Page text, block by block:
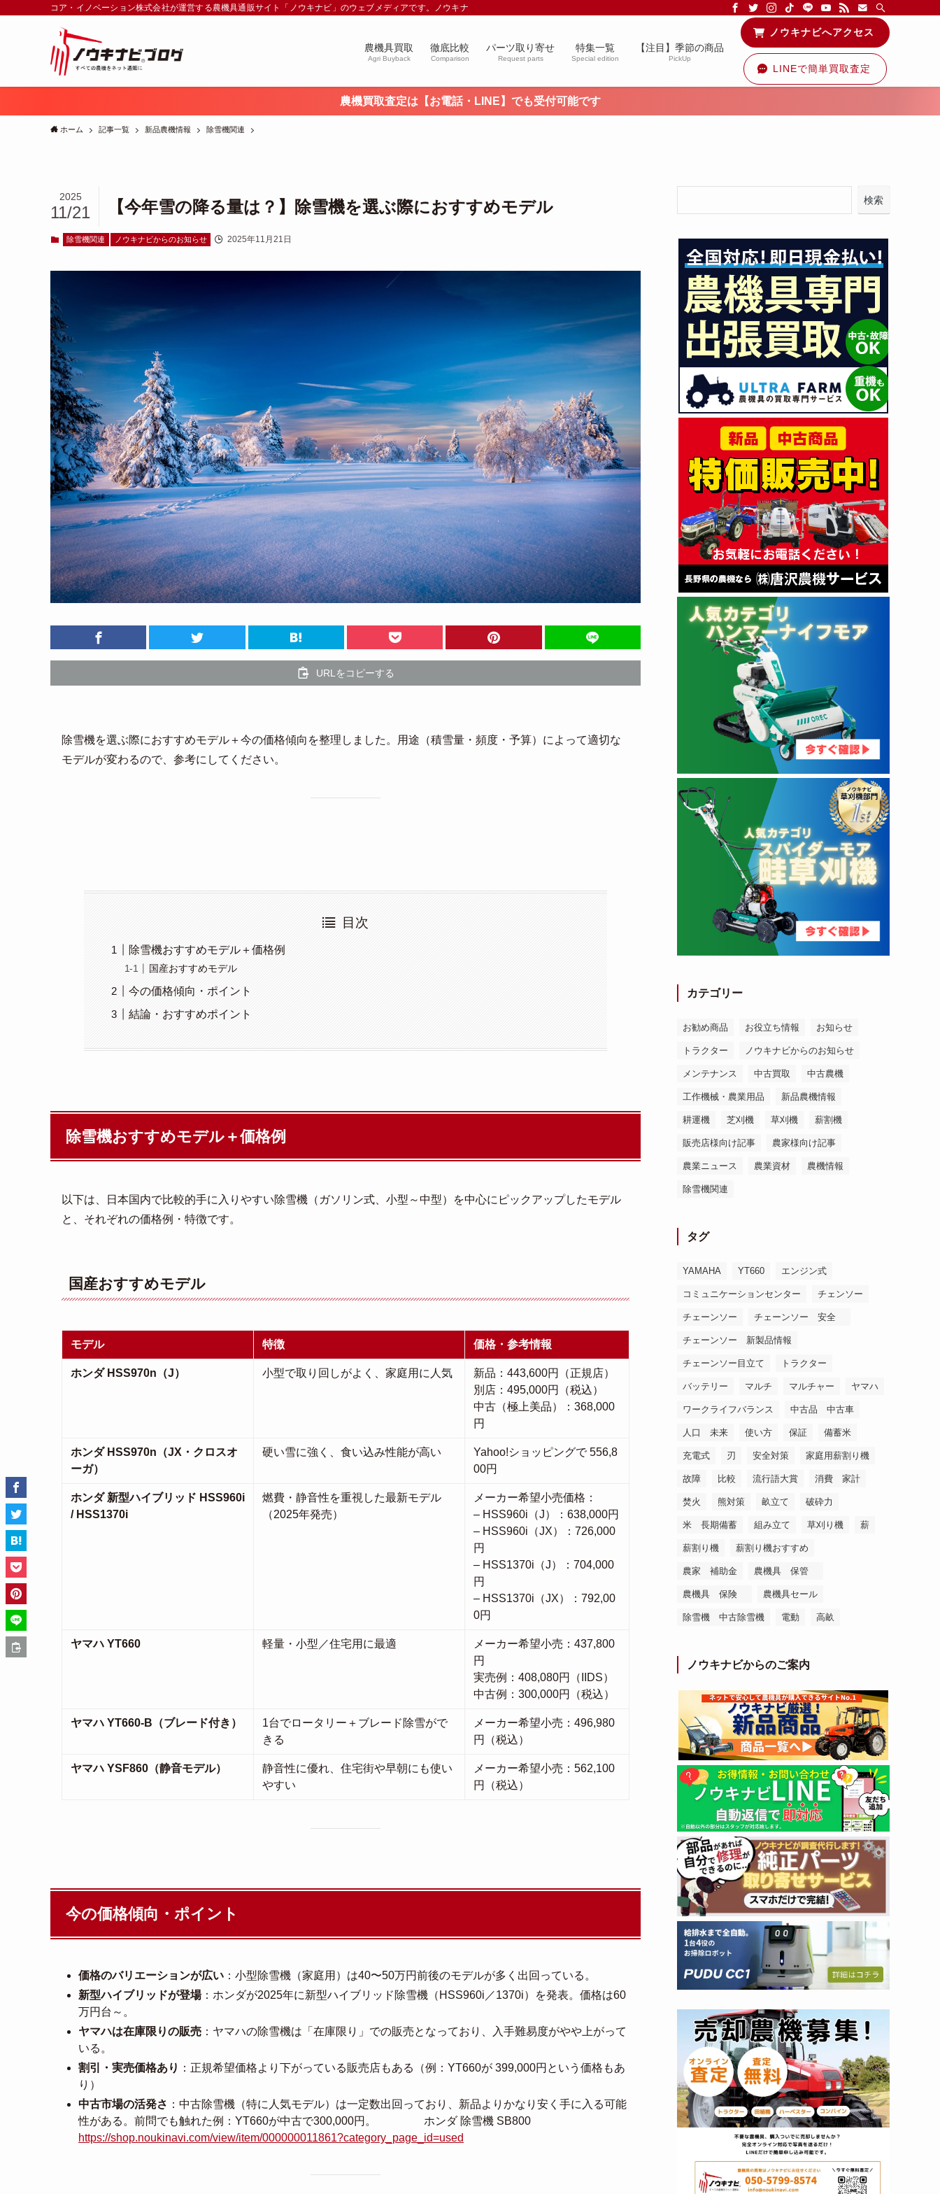
コア・イノベーション株式会社が運営する農機具通販サイト「ノウキナビ」のウェブメディアです。ノウキナビブログを通じて農業や農業機械に関する情報を配信中です！
農機具買取
Agri Buyback
徹底比較
Comparison
パーツ取り寄せ
Request parts
特集一覧
Special edition
【注目】季節の商品
PickUp
ノウキナビへアクセス
LINEで簡単買取査定
農機買取査定は【お電話・LINE】でも受付可能です
ホーム 記事一覧 新品農機情報 除雪機関連
【今年雪の降る量は？】除雪機を選ぶ際におすすめモデル
2025
11/21
除雪機関連 ノウキナビからのお知らせ 2025年11月21日
URLをコピーする
除雪機を選ぶ際におすすめモデル＋今の価格傾向を整理しました。用途（積雪量・頻度・予算）によって適切な
モデルが変わるので、参考にしてください。
目次
除雪機おすすめモデル＋価格例
国産おすすめモデル
今の価格傾向・ポイント
結論・おすすめポイント
除雪機おすすめモデル＋価格例
以下は、日本国内で比較的手に入りやすい除雪機（ガソリン式、小型～中型）を中心にピックアップしたモデル
と、それぞれの価格例・特徴です。
国産おすすめモデル
モデル 特徴 価格・参考情報
ホンダ HSS970n（J） 小型で取り回しがよく、家庭用に人気
新品：443,600円（正規店）
別店：495,000円（税込）
中古（極上美品）：368,000
円
ホンダ HSS970n（JX・クロスオ
ーガ）
硬い雪に強く、食い込み性能が高い
Yahoo!ショッピングで 556,8
00円
ホンダ 新型ハイブリッド HSS960i
/ HSS1370i
燃費・静音性を重視した最新モデル
（2025年発売）
メーカー希望小売価格：
– HSS960i（J）：638,000円
– HSS960i（JX）：726,000
円
– HSS1370i（J）：704,000
円
– HSS1370i（JX）：792,00
0円
ヤマハ YT660 軽量・小型／住宅用に最適
メーカー希望小売：437,800
円
実売例：408,080円（IIDS）
中古例：300,000円（税込）
ヤマハ YT660‑B（ブレード付き）
1台でロータリー＋ブレード除雪がで
きる
メーカー希望小売：496,980
円（税込）
ヤマハ YSF860（静音モデル）
静音性に優れ、住宅街や早朝にも使い
やすい
メーカー希望小売：562,100
円（税込）
今の価格傾向・ポイント
価格のバリエーションが広い ：小型除雪機（家庭用）は40〜50万円前後のモデルが多く出回っている。
新型ハイブリッドが登場：ホンダが2025年に新型ハイブリッド除雪機（HSS960i／1370i）を発表。価格は60
万円台～。
ヤマハは在庫限りの販売 ：ヤマハの除雪機は「在庫限り」での販売となっており、入手難易度がやや上がって
いる。
割引・実売価格あり ：正規希望価格より下がっている販売店もある（例：YT660が 399,000円という価格もあ
り）
中古市場の活発さ ：中古除雪機（特に人気モデル）は一定数出回っており、新品よりかなり安く手に入る可能
性がある。前問でも触れた例：YT660が中古で300,000円。 ホンダ 除雪機 SB800
https://shop.noukinavi.com/view/item/000000011861?category_page_id=used
検索
カテゴリー
お勧め商品 お役立ち情報 お知らせ
トラクター ノウキナビからのお知らせ
メンテナンス 中古買取 中古農機
工作機械・農業用品 新品農機情報
耕運機 芝刈機 草刈機 薪割機
販売店様向け記事 農家様向け記事
農業ニュース 農業資材 農機情報
除雪機関連
タグ
YAMAHA YT660 エンジン式
コミュニケーションセンター チェンソー
チェーンソー チェーンソー 安全
チェーンソー 新製品情報
チェーンソー目立て トラクター
バッテリー マルチ マルチャー ヤマハ
ワークライフバランス 中古品 中古車
人口 未来 使い方 保証 備蓄米
充電式 刃 安全対策 家庭用薪割り機
故障 比較 流行語大賞 消費 家計
焚火 熊対策 畝立て 破砕力
米 長期備蓄 組み立て 草刈り機 薪
薪割り機 薪割り機おすすめ
農家 補助金 農機具 保管
農機具 保険 農機具セール
除雪機 中古除雪機 電動 高畝
ノウキナビからのご案内